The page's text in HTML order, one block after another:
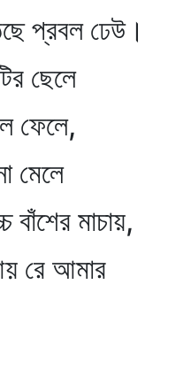
প্রবল ঢেউ।
ছেলে
ফেলে,
মেলে
মাচায়,
আমার